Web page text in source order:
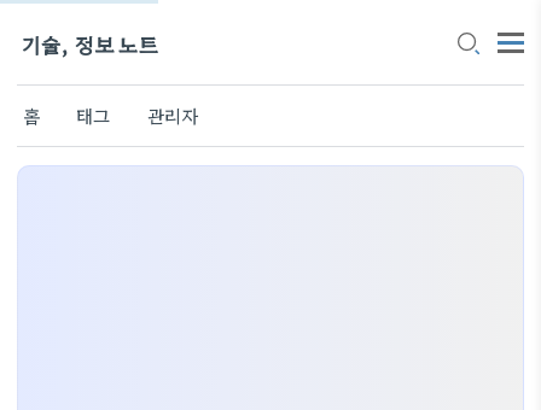
기술, 정보 노트
홈 태그 관리자